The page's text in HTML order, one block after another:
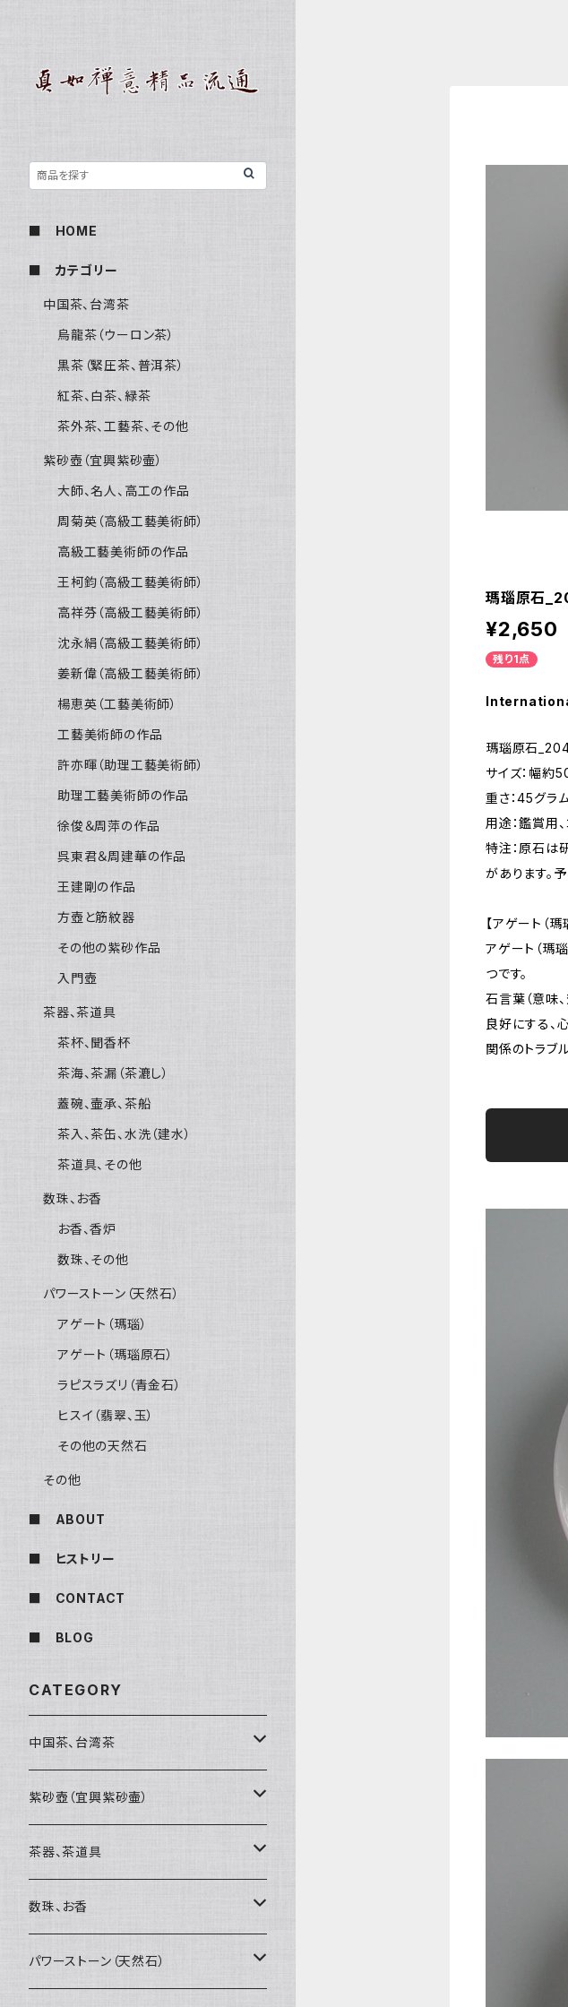
瑪瑙原石
¥2,650
残り1点
瑪瑙原石
サイズ：幅約
重さ：45グラ
用途：鑑賞用
特注：原石は
があります。
【アゲート（瑪
アゲート（瑪
つです。
石言葉（意味
良好にする、
関係のトラブ
■ HOME
■ カテゴリー
中国茶、台湾茶
烏龍茶（ウーロン茶）
黒茶（緊圧茶、普洱茶）
紅茶、白茶、緑茶
茶外茶、工藝茶、その他
紫砂壺（宜興紫砂壷）
大師、名人、高工の作品
周菊英（高級工藝美術師）
高級工藝美術師の作品
王柯鈞（高級工藝美術師）
高祥芬（高級工藝美術師）
沈永絹（高級工藝美術師）
姜新偉（高級工藝美術師）
楊恵英（工藝美術師）
工藝美術師の作品
許亦暉（助理工藝美術師）
助理工藝美術師の作品
徐俊＆周萍の作品
呉東君＆周建華の作品
王建剛の作品
方壺と筋紋器
その他の紫砂作品
入門壺
茶器、茶道具
茶杯、聞香杯
茶海、茶漏（茶漉し）
蓋碗、壷承、茶船
茶入、茶缶、水洗（建水）
茶道具、その他
数珠、お香
お香、香炉
数珠、その他
パワーストーン（天然石）
アゲート（瑪瑙）
アゲート（瑪瑙原石）
ラピスラズリ（青金石）
ヒスイ（翡翠、玉）
その他の天然石
その他
■ ABOUT
■ ヒストリー
■ CONTACT
■ BLOG
CATEGORY
中国茶、台湾茶
烏龍茶（ウーロン茶）
黒茶（緊圧茶、普洱茶）
紅茶、白茶、緑茶
茶外茶、工藝茶、その他
紫砂壺（宜興紫砂壷）
大師、名人、高工の作品
周菊英（高級工藝美術師）
高級工藝美術師の作品
茶器、茶道具
茶杯、聞香杯
茶海、茶漏（茶漉し）
数珠、お香
お香、香炉
パワーストーン（天然石）